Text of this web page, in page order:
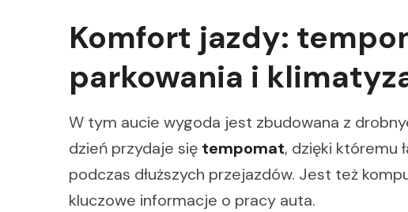
Komfort jazdy:
parkowania i
W tym aucie wygoda jest zbudowana z
dzień przydaje się tempomat, dzięki któremu
podczas dłuższych przejazdów. Jest też
kluczowe informacje o pracy auta.